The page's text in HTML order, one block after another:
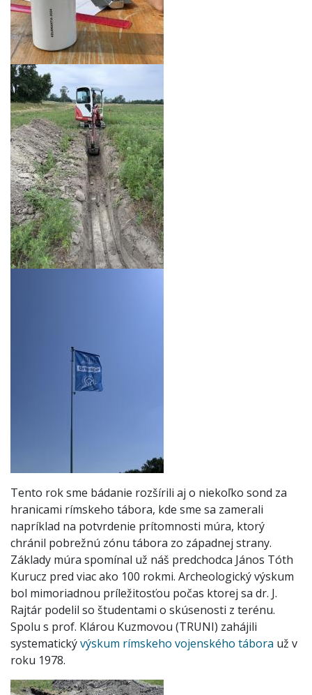
Tento rok sme bádanie rozšírili aj o niekoľko sond za
hranicami rímskeho tábora, kde sme sa zamerali
napríklad na potvrdenie prítomnosti múra, ktorý
chránil pobrežnú zónu tábora zo západnej strany.
Základy múra spomínal už náš predchodca János Tóth
Kurucz pred viac ako 100 rokmi. Archeologický výskum
bol mimoriadnou príležitosťou počas ktorej sa dr. J.
Rajtár podelil so študentami o skúsenosti z terénu.
Spolu s prof. Klárou Kuzmovou (TRUNI) zahájili
systematickývýskum rímskeho vojenského tábora už v
roku 1978.